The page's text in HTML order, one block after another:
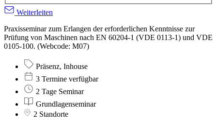
Weiterleiten
Praxisseminar zum Erlangen der erforderlichen Kenntnisse zur
Prüfung von Maschinen nach EN 60204-1 (VDE 0113-1) und VDE
0105-100. (Webcode: M07)
Präsenz, Inhouse
3 Termine verfügbar
2 Tage Seminar
Grundlagenseminar
2 Standorte